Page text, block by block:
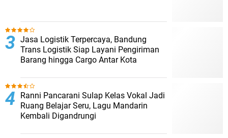
Jasa Logistik Terpercaya, Bandung
Trans Logistik Siap Layani Pengiriman
Barang hingga Cargo Antar Kota
Ranni Pancarani Sulap Kelas Vokal Jadi
Ruang Belajar Seru, Lagu Mandarin
Kembali Digandrungi